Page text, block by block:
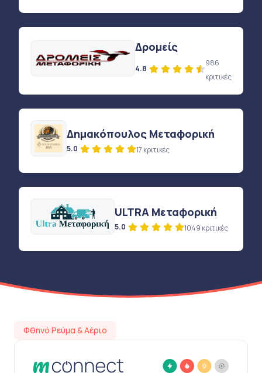
Δρομείς
4.8
986
κριτικές
Δημακόπουλος Μεταφορική
5.0 17 κριτικές
ULTRA Μεταφορική
5.0 1049 κριτικές
Φθηνό Ρεύμα & Αέριο